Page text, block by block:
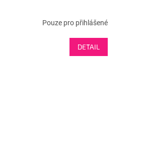
Pouze pro přihlášené
DETAIL